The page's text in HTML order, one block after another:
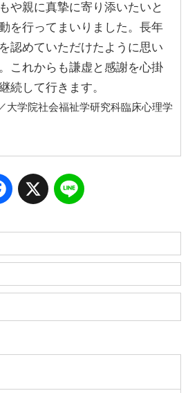
や親に真摯に寄り添いたいと
を行ってまいりました。長年
認めていただけたように思い
これからも謙虚と感謝を心掛
続して行きます。
大学院社会福祉学研究科臨床心理学
Facebook
X